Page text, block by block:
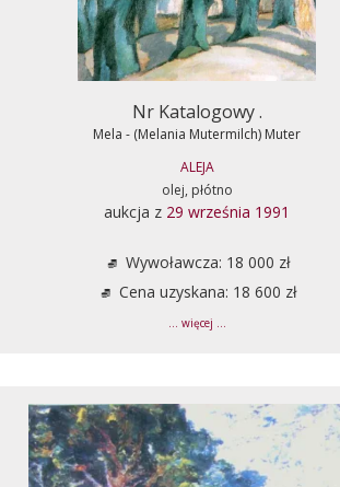
Nr Katalogowy .
Mela - (Melania Mutermilch) Muter
ALEJA
olej, płótno
aukcja z 29 września 1991
Wywoławcza: 18 000 zł
Cena uzyskana: 18 600 zł
... więcej ...